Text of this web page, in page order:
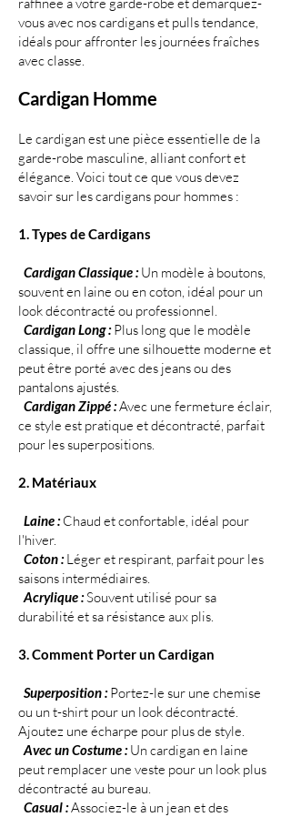
vous avec nos cardigans et pulls tendance,
idéals pour affronter les journées fraîches
avec classe.
Cardigan Homme
Le cardigan est une pièce essentielle de la
garde-robe masculine, alliant confort et
élégance. Voici tout ce que vous devez
savoir sur les cardigans pour hommes :
1. Types de Cardigans
Cardigan Classique :Un modèle à boutons,
souvent en laine ou en coton, idéal pour un
look décontracté ou professionnel.
Cardigan Long :Plus long que le modèle
classique, il offre une silhouette moderne et
peut être porté avec des jeans ou des
pantalons ajustés.
Cardigan Zippé :Avec une fermeture éclair,
ce style est pratique et décontracté, parfait
pour les superpositions.
2. Matériaux
Laine :Chaud et confortable, idéal pour
l'hiver.
Coton :Léger et respirant, parfait pour les
saisons intermédiaires.
Acrylique :Souvent utilisé pour sa
durabilité et sa résistance aux plis.
3. Comment Porter un Cardigan
Superposition :Portez-le sur une chemise
ou un t-shirt pour un look décontracté.
Ajoutez une écharpe pour plus de style.
Avec un Costume :Un cardigan en laine
peut remplacer une veste pour un look plus
décontracté au bureau.
Casual :Associez-le à un jean et des